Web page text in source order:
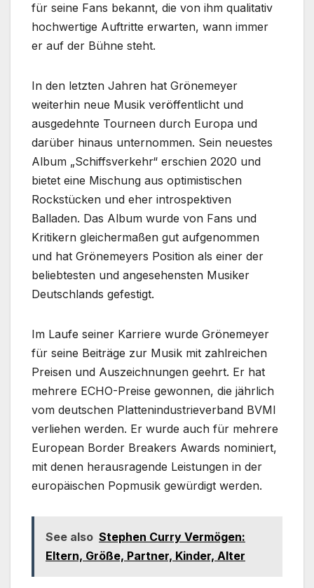
für seine Fans bekannt, die von ihm qualitativ
hochwertige Auftritte erwarten, wann immer
er auf der Bühne steht.
In den letzten Jahren hat Grönemeyer
weiterhin neue Musik veröffentlicht und
ausgedehnte Tourneen durch Europa und
darüber hinaus unternommen. Sein neuestes
Album „Schiffsverkehr“ erschien 2020 und
bietet eine Mischung aus optimistischen
Rockstücken und eher introspektiven
Balladen. Das Album wurde von Fans und
Kritikern gleichermaßen gut aufgenommen
und hat Grönemeyers Position als einer der
beliebtesten und angesehensten Musiker
Deutschlands gefestigt.
Im Laufe seiner Karriere wurde Grönemeyer
für seine Beiträge zur Musik mit zahlreichen
Preisen und Auszeichnungen geehrt. Er hat
mehrere ECHO-Preise gewonnen, die jährlich
vom deutschen Plattenindustrieverband BVMI
verliehen werden. Er wurde auch für mehrere
European Border Breakers Awards nominiert,
mit denen herausragende Leistungen in der
europäischen Popmusik gewürdigt werden.
See also Stephen Curry Vermögen:
Eltern, Größe, Partner, Kinder, Alter